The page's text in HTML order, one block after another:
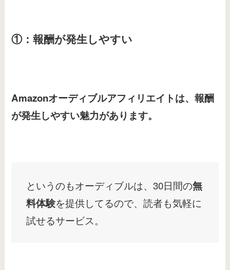
①：報酬が発生しやすい
Amazonオーディブルアフィリエイトは、報酬
が発生しやすい魅力があります。
というのもオーディブルは、30日間の無
料体験を提供してるので、読者も気軽に
試せるサービス。